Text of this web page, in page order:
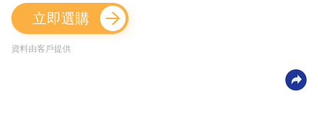
立即選購
資料由客戶提供